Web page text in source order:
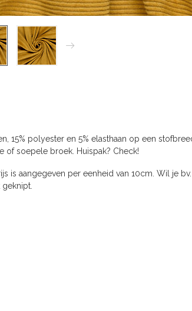
15% polyester en 5% elasthaan op een
of soepele broek. Huispak? Check!
is aangegeven per eenheid van 10cm. Wil je bv.